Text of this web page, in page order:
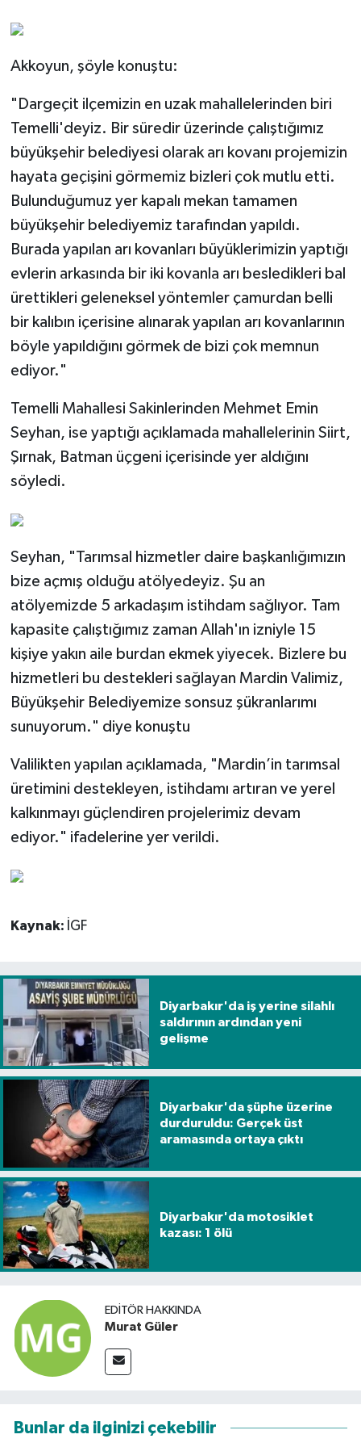
Akkoyun, şöyle konuştu:
"Dargeçit ilçemizin en uzak mahallelerinden biri
Temelli'deyiz. Bir süredir üzerinde çalıştığımız
büyükşehir belediyesi olarak arı kovanı projemizin
hayata geçişini görmemiz bizleri çok mutlu etti.
Bulunduğumuz yer kapalı mekan tamamen
büyükşehir belediyemiz tarafından yapıldı.
Burada yapılan arı kovanları büyüklerimizin yaptığı
evlerin arkasında bir iki kovanla arı besledikleri bal
ürettikleri geleneksel yöntemler çamurdan belli
bir kalıbın içerisine alınarak yapılan arı kovanlarının
böyle yapıldığını görmek de bizi çok memnun
ediyor."
Temelli Mahallesi Sakinlerinden Mehmet Emin
Seyhan, ise yaptığı açıklamada mahallelerinin Siirt,
Şırnak, Batman üçgeni içerisinde yer aldığını
söyledi.
Seyhan, "Tarımsal hizmetler daire başkanlığımızın
bize açmış olduğu atölyedeyiz. Şu an
atölyemizde 5 arkadaşım istihdam sağlıyor. Tam
kapasite çalıştığımız zaman Allah'ın izniyle 15
kişiye yakın aile burdan ekmek yiyecek. Bizlere bu
hizmetleri bu destekleri sağlayan Mardin Valimiz,
Büyükşehir Belediyemize sonsuz şükranlarımı
sunuyorum." diye konuştu
Valilikten yapılan açıklamada, "Mardin’in tarımsal
üretimini destekleyen, istihdamı artıran ve yerel
kalkınmayı güçlendiren projelerimiz devam
ediyor." ifadelerine yer verildi.
Kaynak: İGF
Diyarbakır'da iş yerine silahlı
saldırının ardından yeni
gelişme
Diyarbakır'da şüphe üzerine
durduruldu: Gerçek üst
aramasında ortaya çıktı
Diyarbakır'da motosiklet
kazası: 1 ölü
EDITÖR HAKKINDA
Murat Güler
Bunlar da ilginizi çekebilir